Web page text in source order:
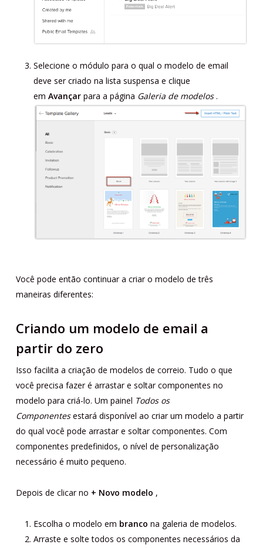
Selecione o módulo para o qual o modelo de email
deve ser criado na lista suspensa e clique
em Avançarpara a página Galeria de modelos.
Você pode então continuar a criar o modelo de três
maneiras diferentes:
Criando um modelo de email a
partir do zero
Isso facilita a criação de modelos de correio. Tudo o que
você precisa fazer é arrastar e soltar componentes no
modelo para criá-lo. Um painel Todos os
Componentesestará disponível ao criar um modelo a partir
do qual você pode arrastar e soltar componentes. Com
componentes predefinidos, o nível de personalização
necessário é muito pequeno.
Depois de clicar no + Novo modelo ,
Escolha o modelo em branco na galeria de modelos.
Arraste e solte todos os componentes necessários da